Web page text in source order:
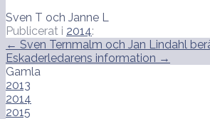
Sven T och Janne L
Publicerat i 2014:
Inläggsnavigering
← Sven Ternmalm och Jan Lindahl
Eskaderledarens information →
Gamla
2013
2014
2015